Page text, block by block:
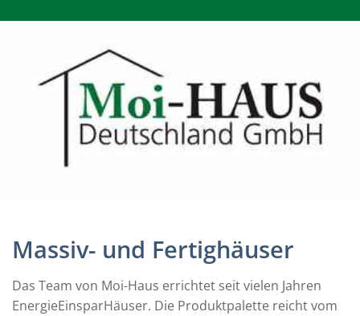
Massiv- und Fertighäuser
Das Team von Moi-Haus errichtet seit vielen Jahren
EnergieEinsparHäuser. Die Produktpalette reicht vom